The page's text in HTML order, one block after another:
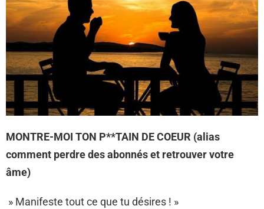
MONTRE-MOI TON P**TAIN DE COEUR (alias
comment perdre des abonnés et retrouver votre
âme)
» Manifeste tout ce que tu désires ! »